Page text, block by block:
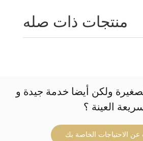
منتجات ذات صله
ولكن أيضا خدمة جيدة و
العينة ؟
عن الاحتياجات الخاصة بك